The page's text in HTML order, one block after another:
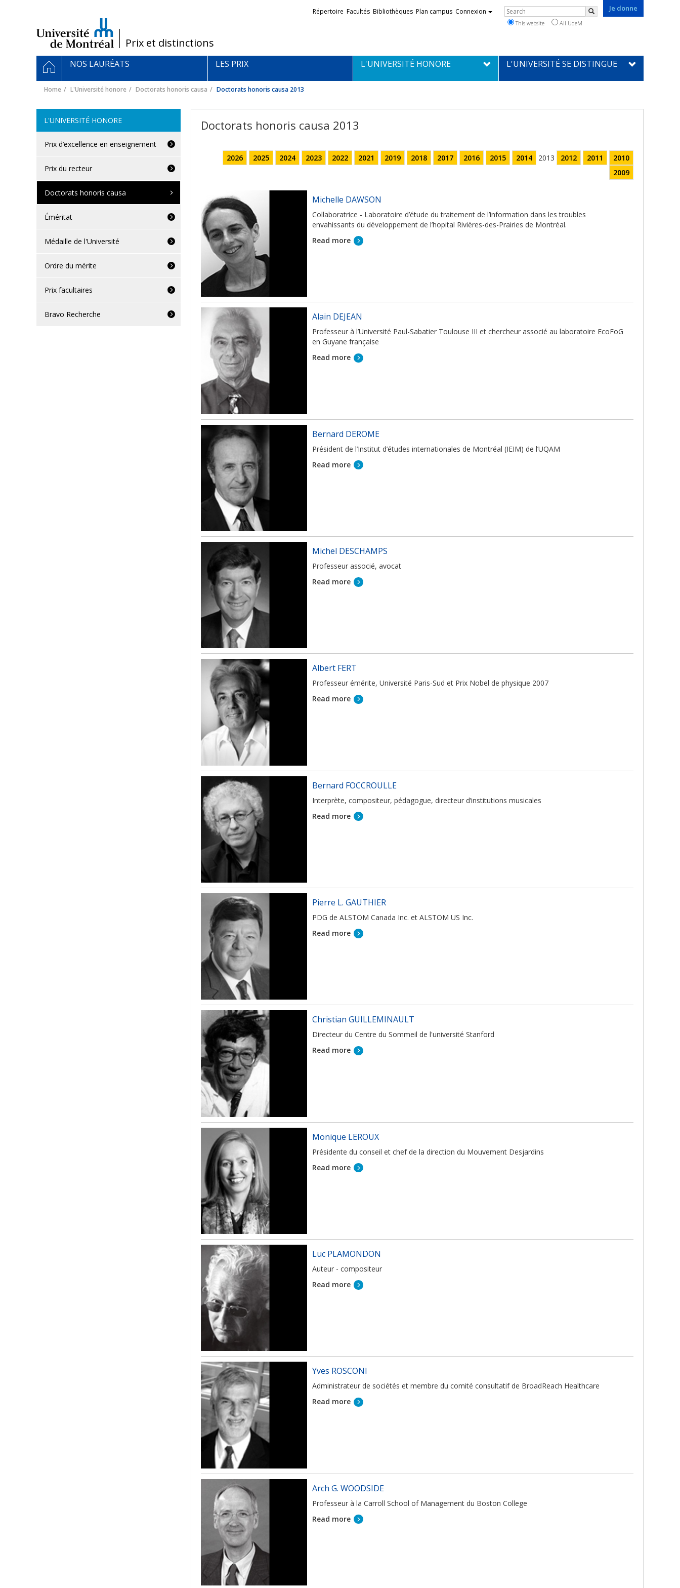
/Prix et distinctions
Je donne
Liens
externes
Répertoire Facultés Bibliothèques Plan campus Connexion Rechercher
Search
This website All UdeM
Navigation
principale
HOMENOS LAURÉATS LES PRIX L'UNIVERSITÉ HONORE L'UNIVERSITÉ SE DISTINGUE
Home L'Université honore Doctorats honoris causa Doctorats honoris causa 2013
Doctorats honoris causa 2013
2026 2025 2024 2023 2022 2021 2019 2018 2017 2016 2015 2014 2013 2012 2011
2010
2009
Michelle DAWSON
Collaboratrice - Laboratoire d’étude du traitement de l’information dans les troubles
envahissants du développement de l’hopital Rivières-des-Prairies de Montréal.
Read more
Alain DEJEAN
Professeur à l’Université Paul-Sabatier Toulouse III et chercheur associé au laboratoire EcoFoG
en Guyane française
Read more
Bernard DEROME
Président de l’Institut d’études internationales de Montréal (IEIM) de l’UQAM
Read more
Michel DESCHAMPS
Professeur associé, avocat
Read more
Albert FERT
Professeur émérite, Université Paris-Sud et Prix Nobel de physique 2007
Read more
Bernard FOCCROULLE
Interprète, compositeur, pédagogue, directeur d’institutions musicales
Read more
Pierre L. GAUTHIER
PDG de ALSTOM Canada Inc. et ALSTOM US Inc.
Read more
Christian GUILLEMINAULT
Directeur du Centre du Sommeil de l'université Stanford
Read more
Monique LEROUX
Présidente du conseil et chef de la direction du Mouvement Desjardins
Read more
Luc PLAMONDON
Auteur - compositeur
Read more
Yves ROSCONI
Administrateur de sociétés et membre du comité consultatif de BroadReach Healthcare
Read more
Arch G. WOODSIDE
Professeur à la Carroll School of Management du Boston College
Read more
L'UNIVERSITÉ HONORE
Prix d’excellence en enseignement
Prix du recteur
Doctorats honoris causa
Éméritat
Médaille de l'Université
Ordre du mérite
Prix facultaires
Bravo Recherche